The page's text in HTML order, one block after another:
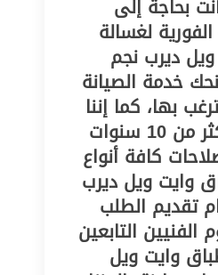
بحاجة إلى
لغسالة
ديرب نجم
خدمة الصيانة
بها، كما إننا
نمتلك خبرة أكثر من 10 سنوات
كافة أنواع
وايت ويل ديرب
تقديم الطلب
التابعين
وايت ويل